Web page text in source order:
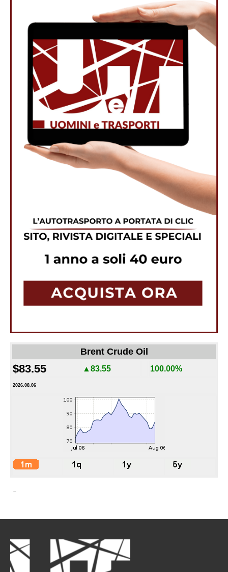
Brent Crude Oil
$83.55 ▲83.55 100.00%
2026.08.06
-